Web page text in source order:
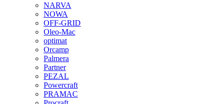
NARVA
NOWA
OFF-GRID
Oleo-Mac
optimat
Orcamp
Palmera
Partner
PEZAL
Powercraft
PRAMAC